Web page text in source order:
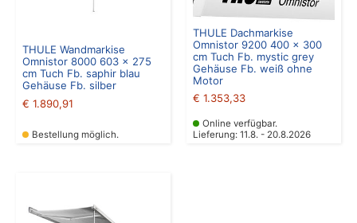
THULE Wandmarkise
Omnistor 8000 603 x 275
cm Tuch Fb. saphir blau
Gehäuse Fb. silber
€ 1.890,91
Bestellung möglich.
THULE Dachmarkise
Omnistor 9200 400 x 300
cm Tuch Fb. mystic grey
Gehäuse Fb. weiß ohne
Motor
€ 1.353,33
Online verfügbar.
Lieferung: 11.8. - 20.8.2026